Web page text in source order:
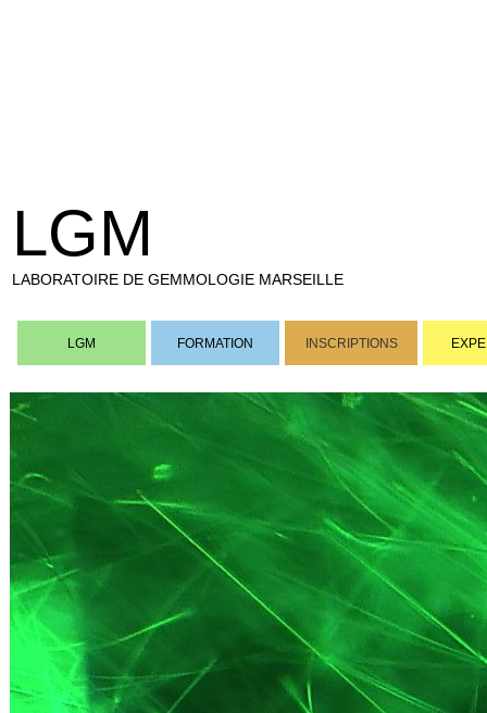
LGM
LABORATOIRE DE GEMMOLOGIE MARSEILLE
LGM FORMATION INSCRIPTIONS